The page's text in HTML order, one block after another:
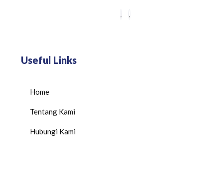
Useful Links
Home
Tentang Kami
Hubungi Kami